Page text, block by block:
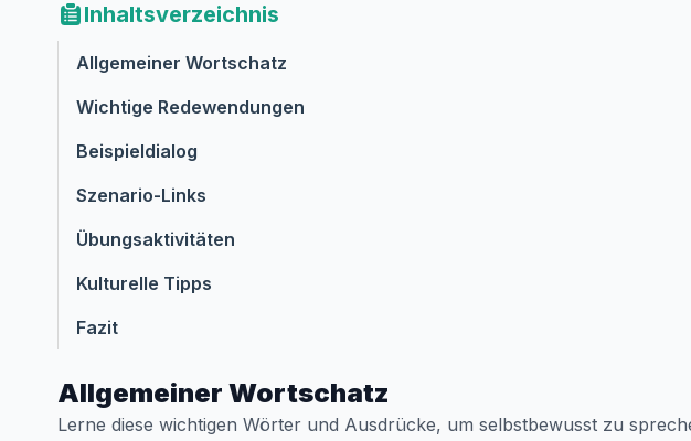
Inhaltsverzeichnis
Allgemeiner Wortschatz
Wichtige Redewendungen
Beispieldialog
Szenario-Links
Übungsaktivitäten
Kulturelle Tipps
Fazit
Allgemeiner Wortschatz
Lerne diese wichtigen Wörter und Ausdrücke, um selbstbewusst zu